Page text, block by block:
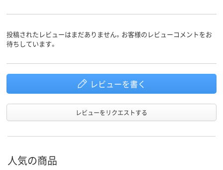
投稿されたレビューはまだありません。お客様のレビューコメントをお
待ちしています。
レビューを書く
レビューをリクエストする
人気の商品